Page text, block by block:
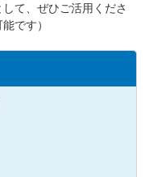
て、ぜひご活用くださ
です）